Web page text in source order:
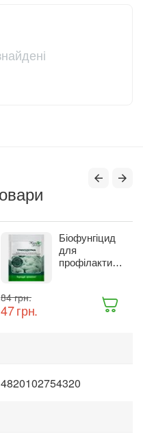
Біофунгіцид
для
профілактики
Триходерма
‍84‍ грн.
‍47‍грн.
4820102754320